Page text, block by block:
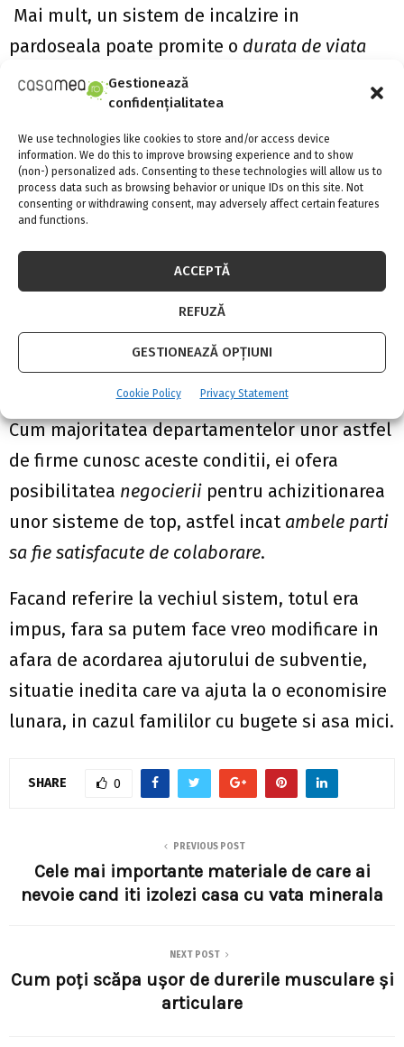
Gestionează
confidențialitatea
We use technologies like cookies to store and/or access device
information. We do this to improve browsing experience and to show
(non-) personalized ads. Consenting to these technologies will allow us to
process data such as browsing behavior or unique IDs on this site. Not
consenting or withdrawing consent, may adversely affect certain features
and functions.
ACCEPTĂ
REFUZĂ
GESTIONEAZĂ OPȚIUNI
Cookie Policy Privacy Statement
Mai mult, un sistem de incalzire in
pardoseala poate promite o durata de viata
mare, de peste 30 ani, motiv in minus de
ingrijorare daca facem referire la vechile
sisteme.
Oferte avantajoase, constulanta de top si
negociere la o firma care promoveaza
sistemele pentru pardoseala
Clientii noi cu siguranta vor sa se identifice cu
un produs care are atat calitate ridicata cat si
un pret de achizitie conform asteptarilor sau
propriilor posibilitati.
Cum majoritatea departamentelor unor astfel
de firme cunosc aceste conditii, ei ofera
posibilitatea negocierii pentru achizitionarea
unor sisteme de top, astfel incat ambele parti
sa fie satisfacute de colaborare.
Facand referire la vechiul sistem, totul era
impus, fara sa putem face vreo modificare in
afara de acordarea ajutorului de subventie,
situatie inedita care va ajuta la o economisire
lunara, in cazul famililor cu bugete si asa mici.
SHARE 0
PREVIOUS POST
Cele mai importante materiale de care ai
nevoie cand iti izolezi casa cu vata minerala
NEXT POST
Cum poți scăpa ușor de durerile musculare și
articulare